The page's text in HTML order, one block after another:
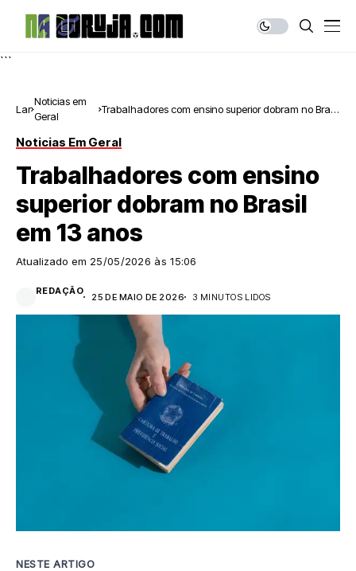
```
Lar
Noticias em
Geral
Trabalhadores com ensino superior dobram no Brasil
Noticias Em Geral
Trabalhadores com ensino
superior dobram no Brasil
em 13 anos
Atualizado em 25/05/2026 às 15:06
REDAÇÃO
25 DE MAIO DE 2026 3 MINUTOS LIDOS
NESTE ARTIGO